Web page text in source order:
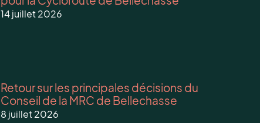
14 juillet 2026
Retour sur les principales décisions du
Conseil de la MRC de Bellechasse
8 juillet 2026